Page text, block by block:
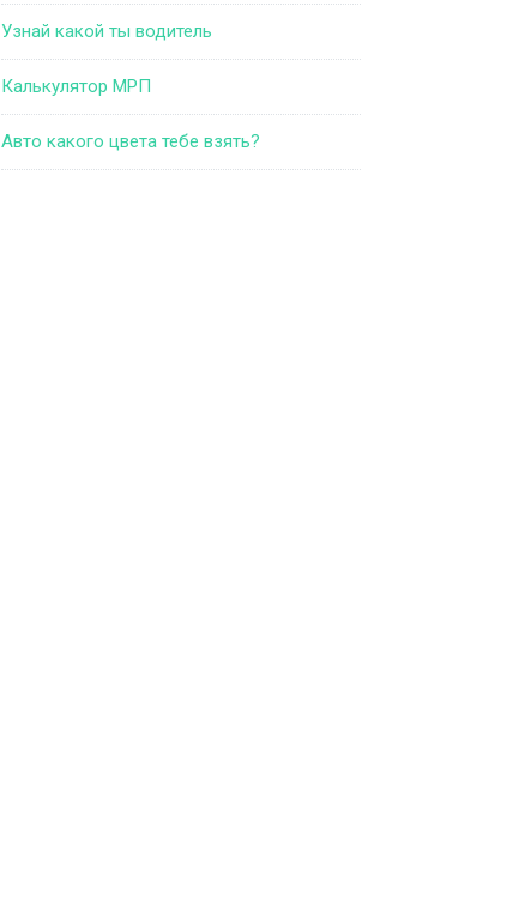
Узнай какой ты водитель
Калькулятор МРП
Авто какого цвета тебе взять?